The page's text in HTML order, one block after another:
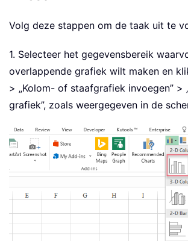
Volg deze stappen om de taak uit te
1. Selecteer het gegevensbereik
overlappende grafiek wilt maken en
> „Kolom- of staafgrafiek invoegen” >
grafiek”, zoals weergegeven in de